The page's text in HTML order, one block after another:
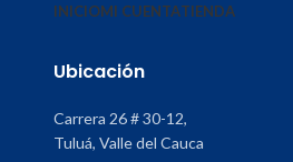
INICIOMI CUENTATIENDA
Ubicación
Carrera 26 # 30-12,
Tuluá, Valle del Cauca